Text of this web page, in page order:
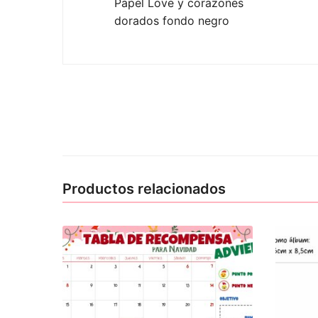
Papel Love y corazones
dorados fondo negro
Productos relacionados